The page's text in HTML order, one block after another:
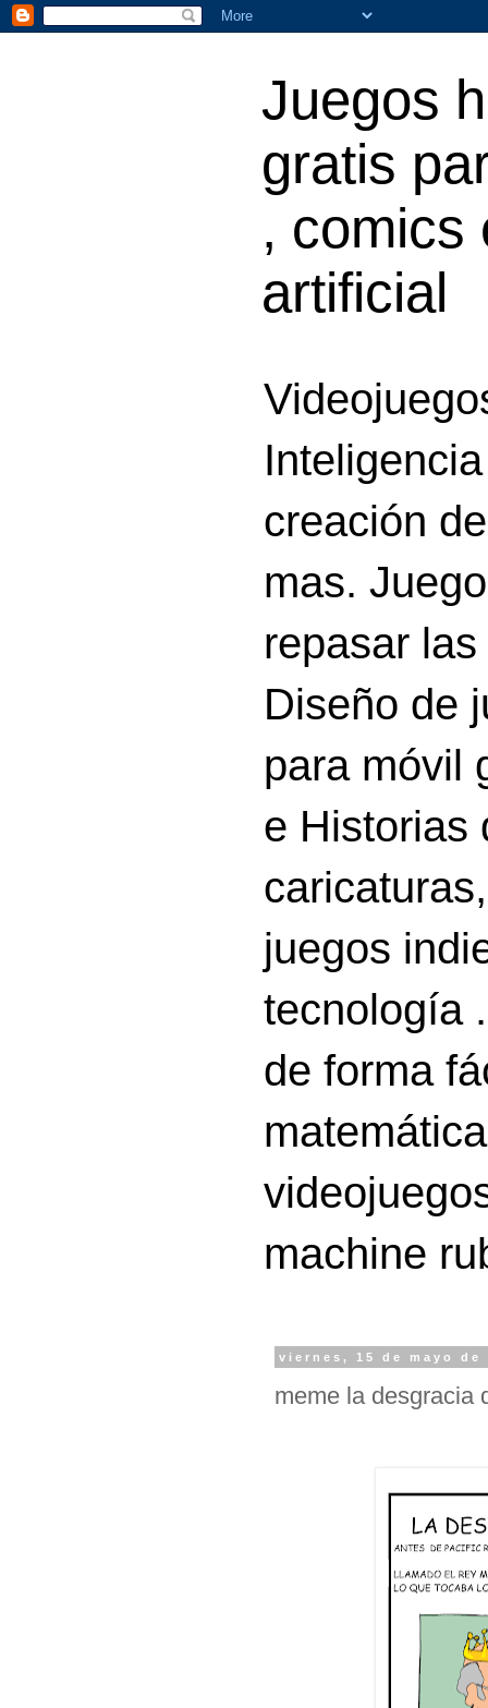
Juegos
gratis
, comics
artificial
creación
mas.
repasar
Diseño de
para móvil
e Historias
juegos
tecnología
de forma
machine
viernes, 15 de mayo de
meme la desgracia